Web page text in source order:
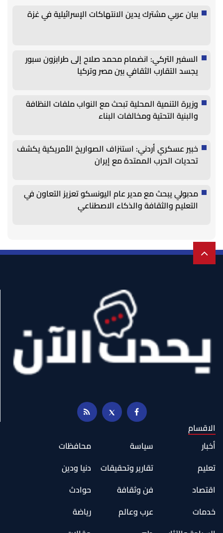
بيان عربي مشترك يدين الانتهاكات الإسرائيلية في غزة
السفير التركي: انضمام محمد صلاح إلى طرابزون سبور
يجسد التقارب الثقافي بين مصر وتركيا
وزيرة التنمية المحلية تبحث مع النواب ملفات النظافة
والبنية التحتية ومخالفات البناء
خبير عسكري أردني: استنزاف الصواريخ الأمريكية يكشف
تحديات الحرب الممتدة مع إيران
مدبولي يبحث مع مدير عام اليونسكو تعزيز التعاون في
التعليم والثقافة والذكاء الاصطناعي
الاقسام
أخبار
سياسة
محافظات
تعليم
تقارير وتحقيقات
دنيا ودين
اقتصاد
فن وثقافة
حوادث
خدمات
عرب وعالم
رياضة